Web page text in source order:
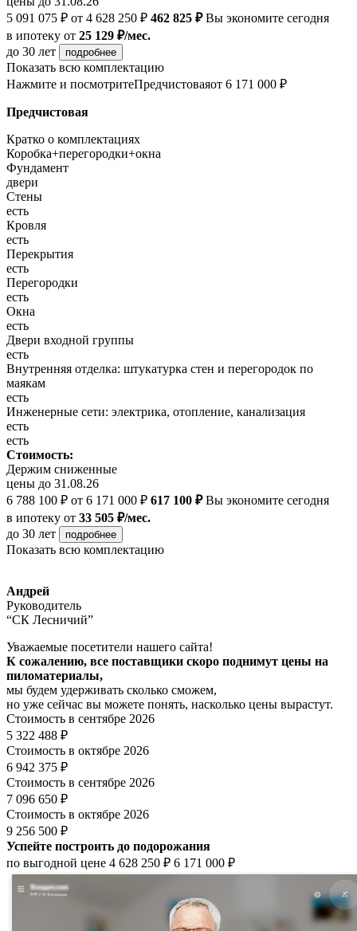
5 091 075 ₽ от 4 628 250 ₽ 462 825 ₽Вы экономите сегодня
в ипотеку от 25 129 ₽/мес.
до 30 лет
подробнее
Показать всю комплектацию
Нажмите и посмотритеПредчистоваяот 6 171 000 ₽
Предчистовая
Кратко о комплектациях
Коробка+перегородки+окна
Фундамент
двери
Стены
есть
Кровля
есть
Перекрытия
есть
Перегородки
есть
Окна
есть
Двери входной группы
есть
Внутренняя отделка: штукатурка стен и перегородок по
маякам
есть
Инженерные сети: электрика, отопление, канализация
есть
есть
Стоимость:
Держим сниженные
цены до 31.08.26
6 788 100 ₽ от 6 171 000 ₽ 617 100 ₽Вы экономите сегодня
в ипотеку от 33 505 ₽/мес.
до 30 лет
подробнее
Показать всю комплектацию
Андрей
Руководитель
“СК Лесничий”
Уважаемые посетители нашего сайта!
К сожалению, все поставщики скоро поднимут цены на
пиломатериалы,
мы будем удерживать сколько сможем,
но уже сейчас вы можете понять, насколько цены вырастут.
Стоимость в сентябре 2026
5 322 488 ₽
Стоимость в октябре 2026
6 942 375 ₽
Стоимость в сентябре 2026
7 096 650 ₽
Стоимость в октябре 2026
9 256 500 ₽
Успейте построить до подорожания
по выгодной цене 4 628 250 ₽ 6 171 000 ₽